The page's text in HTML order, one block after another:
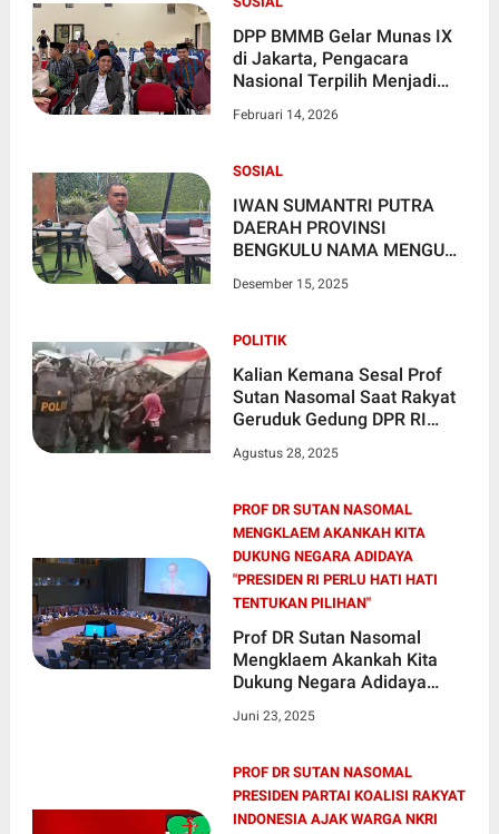
DPP BMMB Gelar Munas IX
di Jakarta, Pengacara
Nasional Terpilih Menjadi
periode 2026-2030
Februari 14, 2026
SOSIAL
IWAN SUMANTRI PUTRA
DAERAH PROVINSI
BENGKULU NAMA MENGUAT
LEBONG DAN MEMILIKI
Desember 15, 2025
POLITIK
Kalian Kemana Sesal Prof
Sutan Nasomal Saat Rakyat
Geruduk Gedung DPR RI
Agustus 28, 2025
PROF DR SUTAN NASOMAL
MENGKLAEM AKANKAH KITA
DUKUNG NEGARA ADIDAYA
"PRESIDEN RI PERLU HATI HATI
TENTUKAN PILIHAN"
Prof DR Sutan Nasomal
Mengklaem Akankah Kita
Dukung Negara Adidaya
Tentukan Pilihan"
Juni 23, 2025
PROF DR SUTAN NASOMAL
PRESIDEN PARTAI KOALISI RAKYAT
INDONESIA AJAK WARGA NKRI